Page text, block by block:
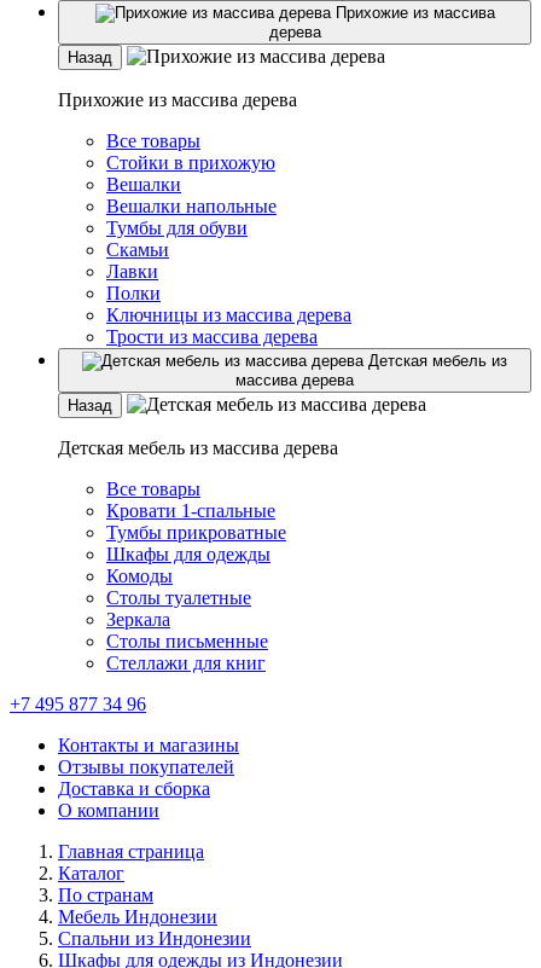
Прихожие из массива
дерева
Назад
Прихожие из массива дерева
Все товары
Стойки в прихожую
Вешалки
Вешалки напольные
Тумбы для обуви
Скамьи
Лавки
Полки
Ключницы из массива дерева
Трости из массива дерева
Детская мебель из
массива дерева
Назад
Детская мебель из массива дерева
Все товары
Кровати 1-спальные
Тумбы прикроватные
Шкафы для одежды
Комоды
Столы туалетные
Зеркала
Столы письменные
Стеллажи для книг
+7 495 877 34 96
Контакты и магазины
Отзывы покупателей
Доставка и сборка
О компании
Главная страница
Каталог
По странам
Мебель Индонезии
Спальни из Индонезии
Шкафы для одежды из Индонезии